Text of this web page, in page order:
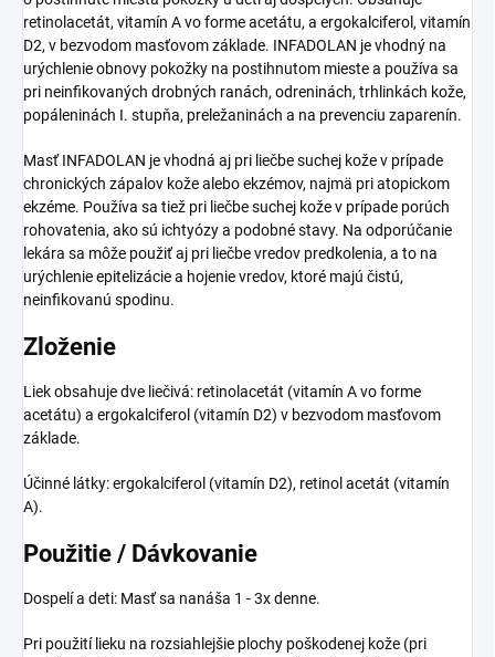
retinolacetát, vitamín A vo forme acetátu, a ergokalciferol, vitamín
D2, v bezvodom masťovom základe. INFADOLAN je vhodný na
urýchlenie obnovy pokožky na postihnutom mieste a používa sa
pri neinfikovaných drobných ranách, odreninách, trhlinkách kože,
popáleninách I. stupňa, preležaninách a na prevenciu zaparenín.
Masť INFADOLAN je vhodná aj pri liečbe suchej kože v prípade
chronických zápalov kože alebo ekzémov, najmä pri atopickom
ekzéme. Používa sa tiež pri liečbe suchej kože v prípade porúch
rohovatenia, ako sú ichtyózy a podobné stavy. Na odporúčanie
lekára sa môže použiť aj pri liečbe vredov predkolenia, a to na
urýchlenie epitelizácie a hojenie vredov, ktoré majú čistú,
neinfikovanú spodinu.
Zloženie
Liek obsahuje dve liečivá: retinolacetát (vitamín A vo forme
acetátu) a ergokalciferol (vitamín D2) v bezvodom masťovom
základe.
Účinné látky: ergokalciferol (vitamín D2), retinol acetát (vitamín
A).
Použitie / Dávkovanie
Dospelí a deti: Masť sa nanáša 1 - 3x denne.
Pri použití lieku na rozsiahlejšie plochy poškodenej kože (pri